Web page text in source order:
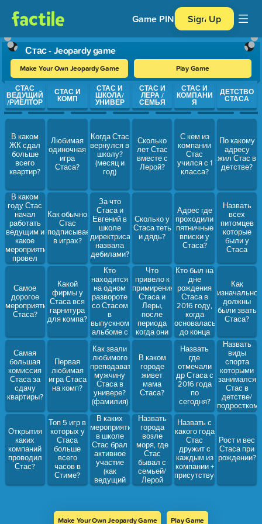
Game PIN Sign Up
Стас - Jeopardy game
Make Your Own Jeopardy Game Play Game
Use arrow keys to move between questions. Press Enter or
СТАС
ВЕДУЩИЙ
/РИЕЛТОР
В каком
ЖК сдал
больше
всего
квартир?
В каком
году Стас
начал
работать
ведущим и
какое
мероприятие
провел
первым?
Самое
дорогое
мероприятие
Стаса?
Самая
большая
комиссия
Стаса за
сдачу
квартиры?
Открытия
каких
компаний
проводил
Стас?
СТАС И
КОМП
Любимая
одиночная
игра
Стаса?
Как обычно
Стас
подписывается
в играх?
Какой
фирмы у
Стаса вся
гарнитура
для компа?
Первая
любимая
игра Стаса
на комп?
Топ 5 игр в
которых у
Стаса
больше
всего
часов в
Стиме?
СТАС И
ШКОЛА/
УНИВЕР
Когда Стас
вернулся в
школу?
(месяц и
год)
За что
Стаса и
Евгений в
школе
директриса
назвала
дебилами?
Кто
находится
на одном
развороте
со Стасом
в
выпускном
альбоме с
11 класса?
Как звали
любимого
преподавателя-
мужчину
Стаса в
универе?
(фамилия)
В каких
мероприятиях
в школе
Стас брал
активное
участие
(как
ведущий
или в
СТАС И
ЛЕРА /
СЕМЬЯ
Сколько
лет Стас
вместе с
Лерой?
Сколько у
Стаса теть
и дядь?
Что
привело к
примирению
Стаса и
Леры,
после
периода
когда они
ненавидели
друга? (до
того как
встречались)
В каком
городе
живет
мама
Стаса?
Назвать
города
возле
моря, где
Стас
бывал с
семьей/
Лерой
СТАС И
КОМПАНИ
Я
С кем из
компании
Стас
учился с 1
класса?
Адрес где
проходили
пятничные
вписки у
Стаса?
Кто был на
дне
рождения
Стаса в
2016 году,
когда
основалась
до конца
компания?
Назвать
где
отмечали
др Стаса с
2016 года
по
сегодня?
Назвать с
какого года
Стас
дружит с
каждым из
компании +
присутствующие
ДЕТСТВО
СТАСА
По какому
адресу
жил Стас в
детстве?
Назвать
всех
питомцев
которые
были у
Стаса
Как
изначально
должны
были звать
Стаса?
Назвать
виды
спорта
которыми
занимался
Стас в
детстве/
подростком?
Рост и вес
Стаса при
рождении?
Make Your Own Jeopardy Game Play Game